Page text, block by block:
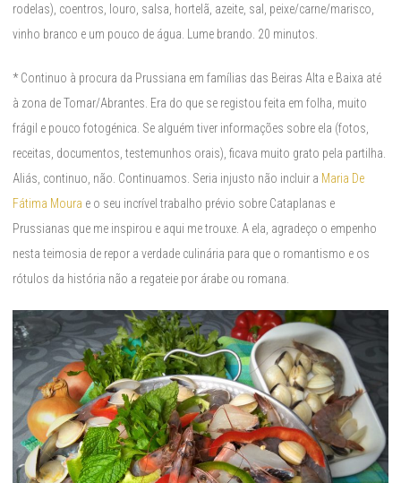
rodelas), coentros, louro, salsa, hortelã, azeite, sal, peixe/carne/marisco,
vinho branco e um pouco de água. Lume brando. 20 minutos.
* Continuo à procura da Prussiana em famílias das Beiras Alta e Baixa até
à zona de Tomar/Abrantes. Era do que se registou feita em folha, muito
frágil e pouco fotogénica. Se alguém tiver informações sobre ela (fotos,
receitas, documentos, testemunhos orais), ficava muito grato pela partilha.
Aliás, continuo, não. Continuamos. Seria injusto não incluir a Maria De
Fátima Moura e o seu incrível trabalho prévio sobre Cataplanas e
Prussianas que me inspirou e aqui me trouxe. A ela, agradeço o empenho
nesta teimosia de repor a verdade culinária para que o romantismo e os
rótulos da história não a regateie por árabe ou romana.